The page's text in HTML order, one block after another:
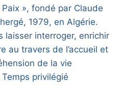
», fondé par Claude
1979, en Algérie.
laisser interroger, enrichir
au travers de l’accueil et
de la vie
privilégié